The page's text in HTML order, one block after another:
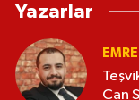
Yazarlar
Can